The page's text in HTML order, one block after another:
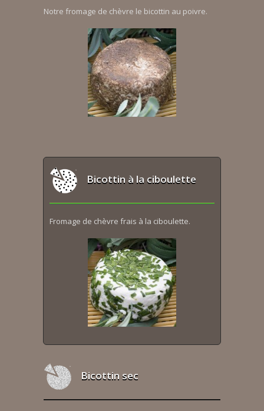
Notre fromage de chèvre le bicottin au poivre.
Bicottin à la ciboulette
Fromage de chèvre frais à la ciboulette.
Bicottin sec